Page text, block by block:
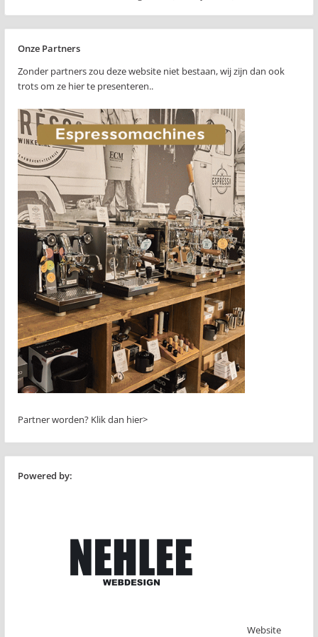
Onze Partners
Zonder partners zou deze website niet bestaan, wij zijn dan ook
trots om ze hier te presenteren..
Partner worden? Klik dan hier>
Powered by:
Website